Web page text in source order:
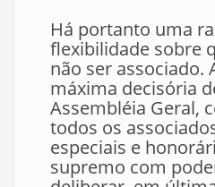
Há portanto uma
flexibilidade sobre
não ser associado.
máxima decisória
Assembléia Geral,
todos os
especiais e
supremo com